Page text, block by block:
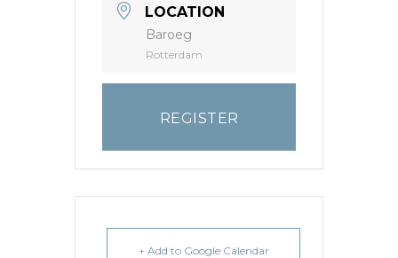
LOCATION
Baroeg
Rotterdam
REGISTER
+ Add to Google Calendar